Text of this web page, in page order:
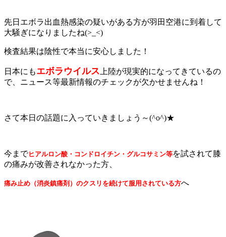
先日エボラ出血熱感染の疑いがある方が羽田空港に到着して
大騒ぎになりましたね(>_<)
検査結果は陰性で本当に安心しました！
日本にもエボラウイルス 上陸が現実的になってきているの
で、ニュース等最新情報のチェックが欠かせませんね！
さて本日の話題に入っていきましょう～(^o^)★
今までヒアルロン酸・コンドロイチン・グルコサミン等を試されて膝
の痛みが改善されなかった方、
痛み止め（消炎鎮痛剤）のクスリを続けて服用されている方へ